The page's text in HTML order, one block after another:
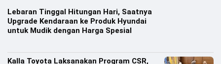
Lebaran Tinggal Hitungan Hari, Saatnya
Upgrade Kendaraan ke Produk Hyundai
untuk Mudik dengan Harga Spesial
Kalla Toyota Laksanakan Program CSR,